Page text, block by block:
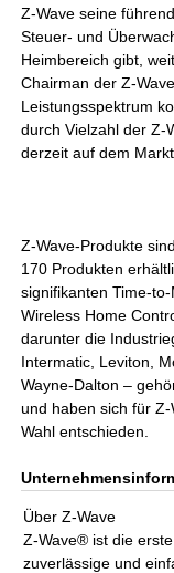
Z-Wave seine
Steuer- und
Heimbereich gibt,
Chairman der Z-
Leistungsspektrum
durch Vielzahl der Z-
derzeit auf dem
Z-Wave-Produkte
170 Produkten
signifikanten Time-
Wireless Home
darunter die
Intermatic, Leviton,
Wayne-Dalton –
und haben sich für
Wahl entschieden.
Über Z-Wave
Z-Wave® ist die
zuverlässige und